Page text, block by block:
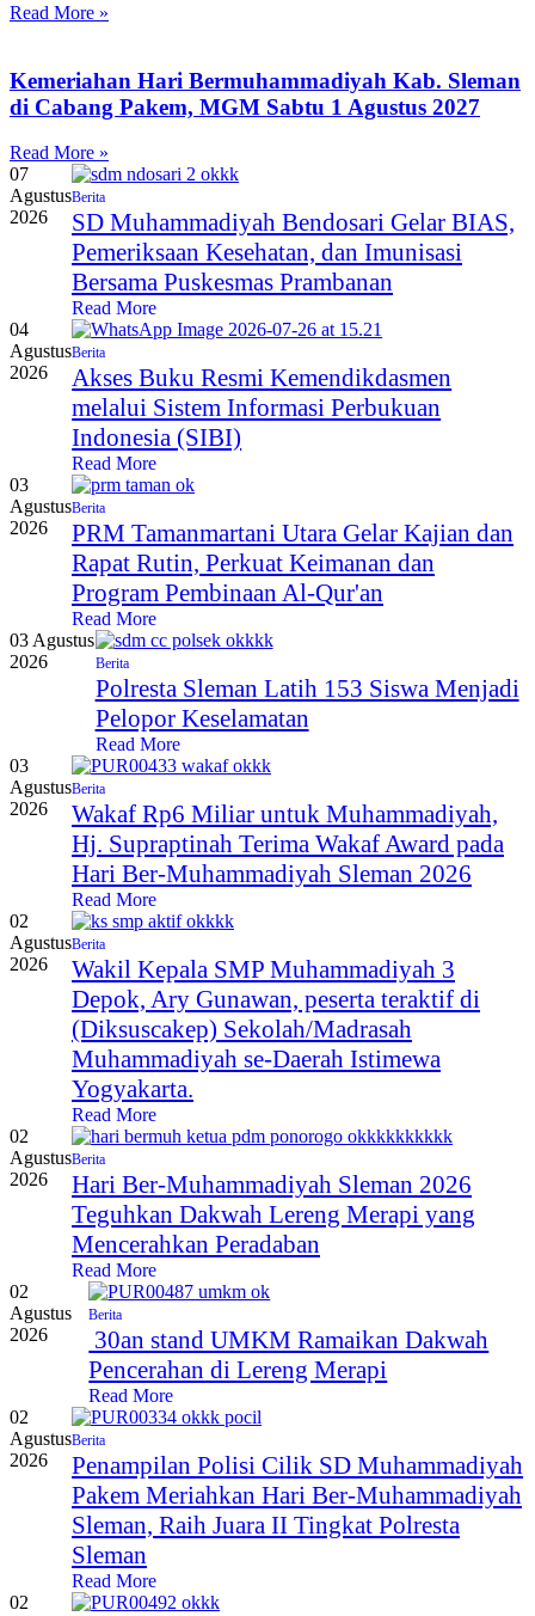
Read More »
Kemeriahan Hari Bermuhammadiyah Kab. Sleman
di Cabang Pakem, MGM Sabtu 1 Agustus 2027
Read More »
07
Agustus
2026
Berita
SD Muhammadiyah Bendosari Gelar BIAS,
Pemeriksaan Kesehatan, dan Imunisasi
Bersama Puskesmas Prambanan
Read More
04
Agustus
2026
Berita
Akses Buku Resmi Kemendikdasmen
melalui Sistem Informasi Perbukuan
Indonesia (SIBI)
Read More
03
Agustus
2026
Berita
PRM Tamanmartani Utara Gelar Kajian dan
Rapat Rutin, Perkuat Keimanan dan
Program Pembinaan Al-Qur'an
Read More
03 Agustus
2026
Berita
Polresta Sleman Latih 153 Siswa Menjadi
Pelopor Keselamatan
Read More
03
Agustus
2026
Berita
Wakaf Rp6 Miliar untuk Muhammadiyah,
Hj. Supraptinah Terima Wakaf Award pada
Hari Ber-Muhammadiyah Sleman 2026
Read More
02
Agustus
2026
Berita
Wakil Kepala SMP Muhammadiyah 3
Depok, Ary Gunawan, peserta teraktif di
(Diksuscakep) Sekolah/Madrasah
Muhammadiyah se-Daerah Istimewa
Yogyakarta.
Read More
02
Agustus
2026
Berita
Hari Ber-Muhammadiyah Sleman 2026
Teguhkan Dakwah Lereng Merapi yang
Mencerahkan Peradaban
Read More
02
Agustus
2026
Berita
30an stand UMKM Ramaikan Dakwah
Pencerahan di Lereng Merapi
Read More
02
Agustus
2026
Berita
Penampilan Polisi Cilik SD Muhammadiyah
Pakem Meriahkan Hari Ber-Muhammadiyah
Sleman, Raih Juara II Tingkat Polresta
Sleman
Read More
02